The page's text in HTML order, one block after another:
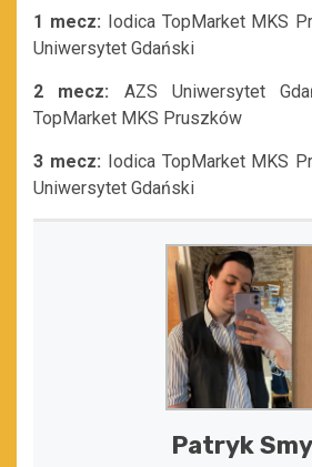
1 mecz: Iodica TopMarket MKS
Uniwersytet Gdański
2 mecz: AZS Uniwersytet
TopMarket MKS Pruszków
3 mecz: Iodica TopMarket MKS
Uniwersytet Gdański
Patryk